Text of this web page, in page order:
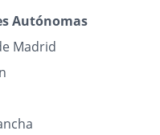
Autónomas
Madrid